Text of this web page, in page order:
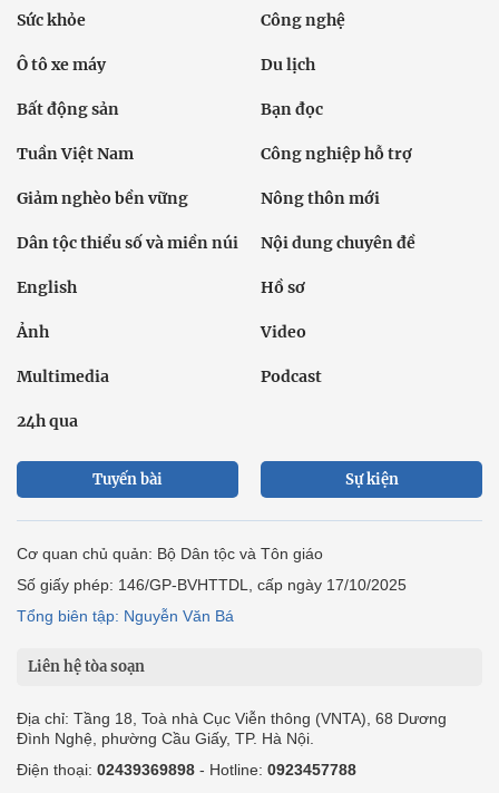
Sức khỏe Công nghệ
Ô tô xe máy Du lịch
Bất động sản Bạn đọc
Tuần Việt Nam Công nghiệp hỗ trợ
Giảm nghèo bền vững Nông thôn mới
Dân tộc thiểu số và miền núi Nội dung chuyên đề
English Hồ sơ
Ảnh Video
Multimedia Podcast
24h qua
Tuyến bài Sự kiện
Cơ quan chủ quản: Bộ Dân tộc và Tôn giáo
Số giấy phép: 146/GP-BVHTTDL, cấp ngày 17/10/2025
Tổng biên tập: Nguyễn Văn Bá
Liên hệ tòa soạn
Địa chỉ: Tầng 18, Toà nhà Cục Viễn thông (VNTA), 68 Dương
Đình Nghệ, phường Cầu Giấy, TP. Hà Nội.
Điện thoại: 02439369898 - Hotline: 0923457788